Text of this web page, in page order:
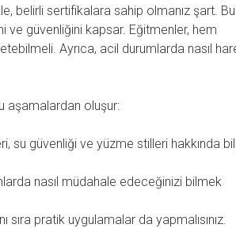
belirli sertifikalara sahip olmanız şart. Bu
ve güvenliğini kapsar. Eğitmenler, hem
Ayrıca, acil durumlarda nasıl
aşamalardan oluşur:
su güvenliği ve yüzme stilleri hakkında
nasıl müdahale edeceğinizi bilmek
sıra pratik uygulamalar da yapmalısınız.